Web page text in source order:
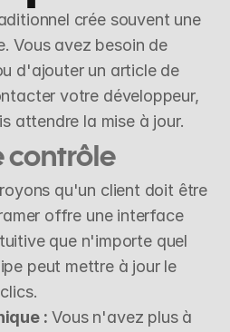
crée souvent une
Vous avez besoin de
d'ajouter un article de
votre développeur,
attendre la mise à jour.
contrôle
qu'un client doit être
offre une interface
que n'importe quel
peut mettre à jour le
: Vous n'avez plus à